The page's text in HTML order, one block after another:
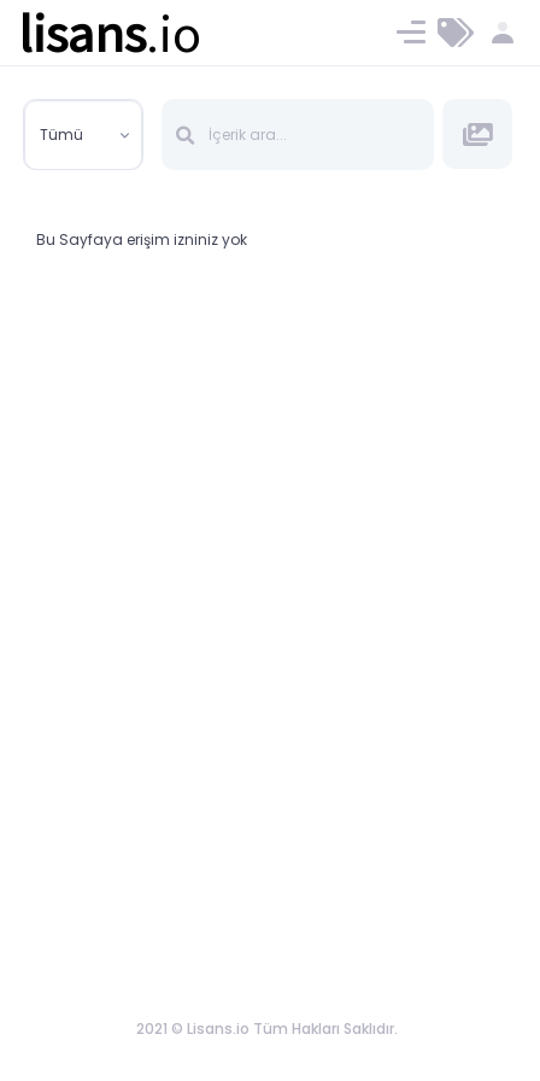
lisans.io Ücret ve Planlar
Tümü
Bu Sayfaya erişim izniniz yok
2021 © Lisans.io Tüm Hakları Saklıdır.